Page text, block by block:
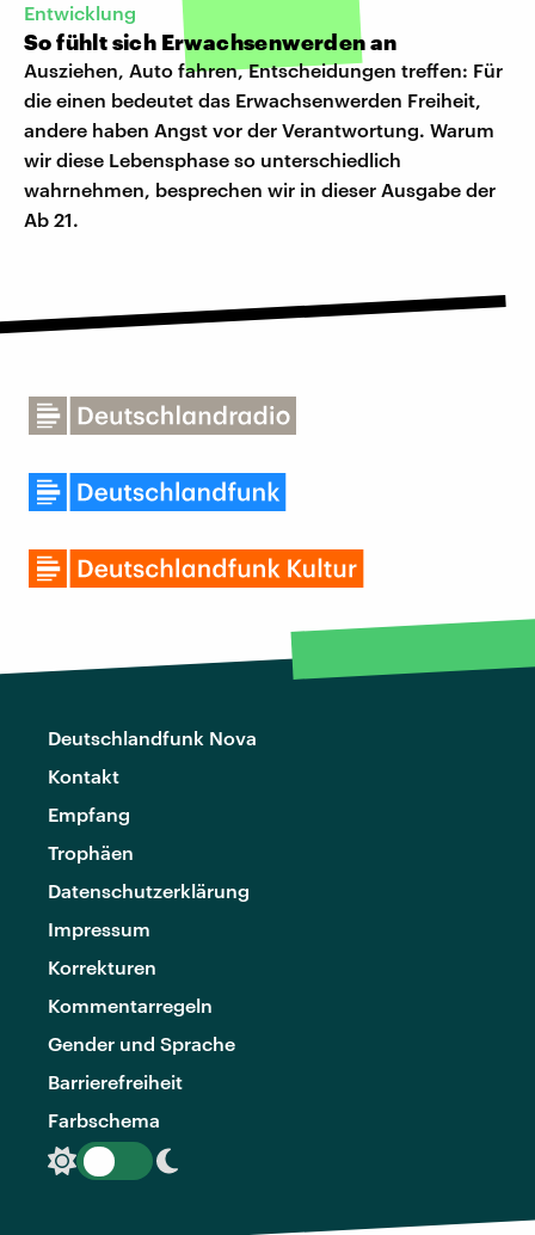
Entwicklung
So fühlt sich Erwachsenwerden an
Ausziehen, Auto fahren, Entscheidungen treffen: Für
die einen bedeutet das Erwachsenwerden Freiheit,
andere haben Angst vor der Verantwortung. Warum
wir diese Lebensphase so unterschiedlich
wahrnehmen, besprechen wir in dieser Ausgabe der
Ab 21.
Deutschlandfunk Nova
Kontakt
Empfang
Trophäen
Datenschutzerklärung
Impressum
Korrekturen
Kommentarregeln
Gender und Sprache
Barrierefreiheit
Farbschema